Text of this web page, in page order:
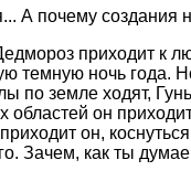
А почему создания
приходит к
темную ночь года.
по земле ходят,
областей он
он,
Зачем, как ты